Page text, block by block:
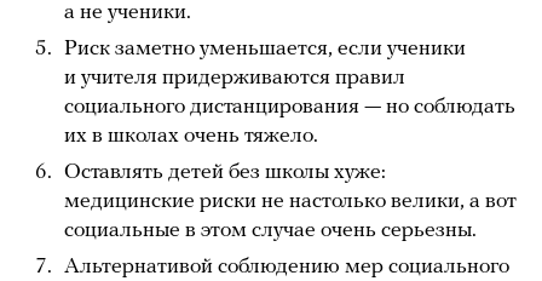
а не ученики.
Риск заметно уменьшается, если ученики
и учителя придерживаются правил
социального дистанцирования — но соблюдать
их в школах очень тяжело.
Оставлять детей без школы хуже:
медицинские риски не настолько велики, а вот
социальные в этом случае очень серьезны.
Альтернативой соблюдению мер социального